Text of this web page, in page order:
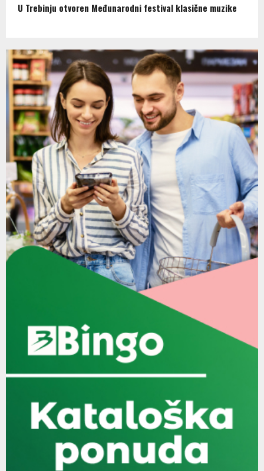
U Trebinju otvoren Međunarodni festival klasične muzike